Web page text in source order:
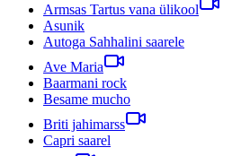
Armsas Tartus vana ülikool
Asunik
Autoga Sahhalini saarele
Ave Maria
Baarmani rock
Besame mucho
Briti jahimarss
Capri saarel